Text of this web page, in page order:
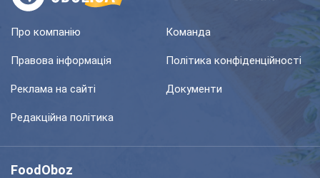
Про компанію Команда
Правова інформація Політика конфіденційності
Реклама на сайті Документи
Редакційна політика
FoodOboz